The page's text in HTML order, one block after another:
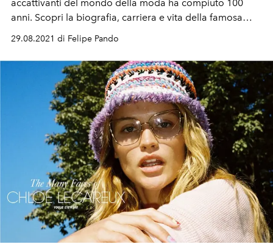
accattivanti del mondo della moda ha compiuto 100
anni. Scopri la biografia, carriera e vita della famosa
29.08.2021 di Felipe Pando